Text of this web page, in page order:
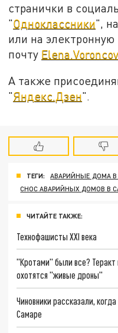
странички в
"Одноклассники",
или на электронную
почту
А также
"Яндекс.Дзен".
ТЕГИ:
АВАРИЙНЫЕ ДОМА В
СНОС АВАРИЙНЫХ ДОМОВ В
ЧИТАЙТЕ ТАКЖЕ:
Технофашисты XXI века
"Кротами" были все? Теракт
охотятся "живые дроны"
Чиновники рассказали,
Самаре